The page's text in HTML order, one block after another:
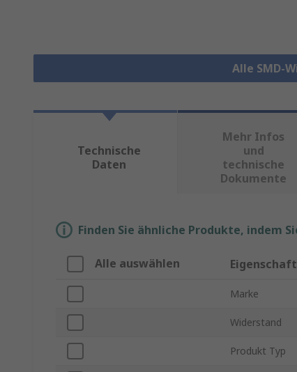
Alle SMD-
Technische
Daten
Mehr Infos
und
technische
Dokumente
Finden Sie ähnliche Produkte, indem
Alle auswählen Eigenschaft
Marke
Widerstand
Produkt Typ